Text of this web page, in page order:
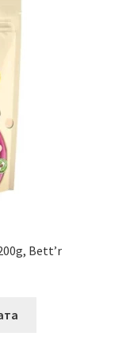
Bett’r